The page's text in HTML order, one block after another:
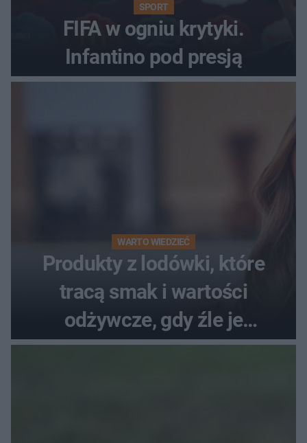
SPORT
FIFA w ogniu krytyki.
Infantino pod presją
WARTO WIEDZIEĆ
Produkty z lodówki, które
tracą smak i wartości
odżywcze, gdy źle je
przechowujesz. Uczestniczka